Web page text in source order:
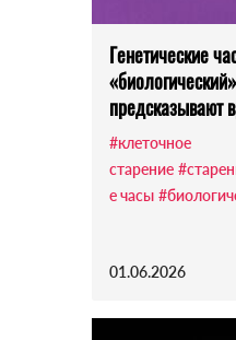
Генетические
предсказывают
#клеточное
старение
е часы
01.06.2026